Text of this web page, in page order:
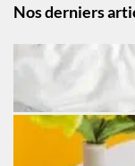
Nos derniers